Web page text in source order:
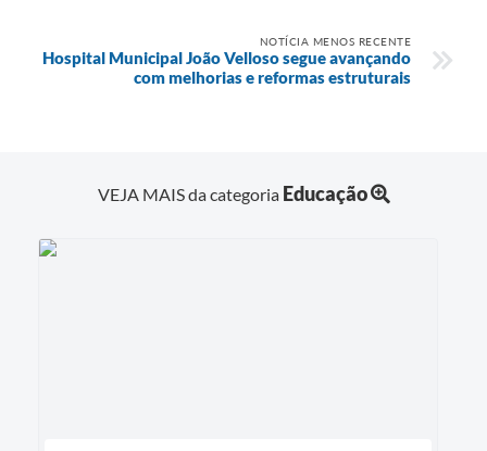
NOTÍCIA MENOS RECENTE
Hospital Municipal João Velloso segue avançando
com melhorias e reformas estruturais
VEJA MAIS da categoria Educação